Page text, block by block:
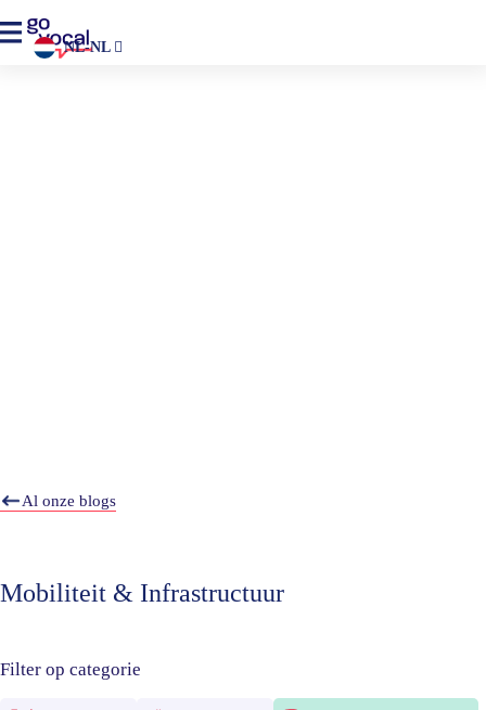
NL-NL
Al onze blogs
Mobiliteit & Infrastructuur
Filter op categorie